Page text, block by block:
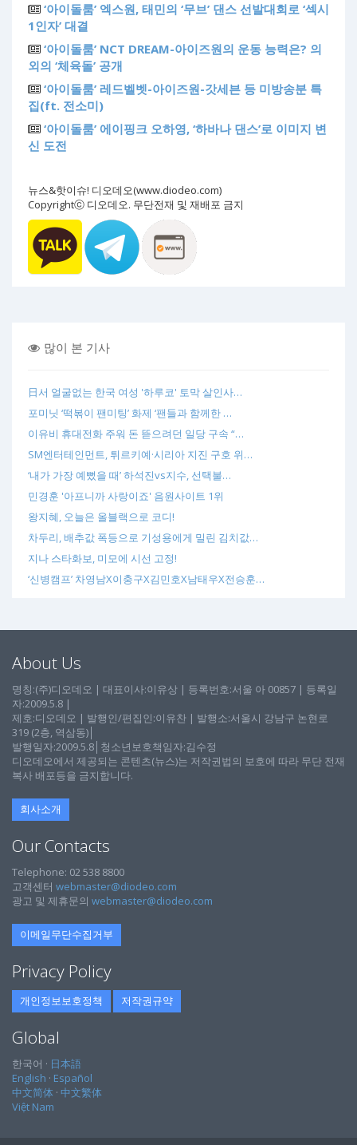
‘아이돌룸’ 엑스원, 태민의 ‘무브’ 댄스 선발대회로 ‘섹시
1인자’ 대결
‘아이돌룸’ NCT DREAM-아이즈원의 운동 능력은? 의
외의 ‘체육돌’ 공개
‘아이돌룸’ 레드벨벳-아이즈원-갓세븐 등 미방송분 특
집(ft. 전소미)
‘아이돌룸’ 에이핑크 오하영, ‘하바나 댄스’로 이미지 변
신 도전
뉴스&핫이슈! 디오데오(www.diodeo.com)
Copyrightⓒ 디오데오. 무단전재 및 재배포 금지
많이 본 기사
日서 얼굴없는 한국 여성 '하루코' 토막 살인사…
포미닛 ‘떡볶이 팬미팅’ 화제 ‘팬들과 함께한 …
이유비 휴대전화 주워 돈 뜯으려던 일당 구속 “…
SM엔터테인먼트, 튀르키예·시리아 지진 구호 위…
‘내가 가장 예뻤을 때’ 하석진vs지수, 선택불…
민경훈 '아프니까 사랑이죠' 음원사이트 1위
왕지혜, 오늘은 올블랙으로 코디!
차두리, 배추값 폭등으로 기성용에게 밀린 김치값…
지나 스타화보, 미모에 시선 고정!
‘신병캠프’ 차영남X이충구X김민호X남태우X전승훈…
About Us
명칭:(주)디오데오 | 대표이사:이유상 | 등록번호:서울 아 00857 | 등록일
자:2009.5.8 |
제호:디오데오 | 발행인/편집인:이유찬 | 발행소:서울시 강남구 논현로
319 (2층, 역삼동)│
발행일자:2009.5.8│청소년보호책임자:김수정
디오데오에서 제공되는 콘텐츠(뉴스)는 저작권법의 보호에 따라 무단 전재
복사 배포등을 금지합니다.
회사소개
Our Contacts
Telephone: 02 538 8800
고객센터 webmaster@diodeo.com
광고 및 제휴문의 webmaster@diodeo.com
이메일무단수집거부
Privacy Policy
개인정보보호정책 저작권규약
Global
한국어 · 日本語
English · Español
中文简体 · 中文繁体
Việt Nam